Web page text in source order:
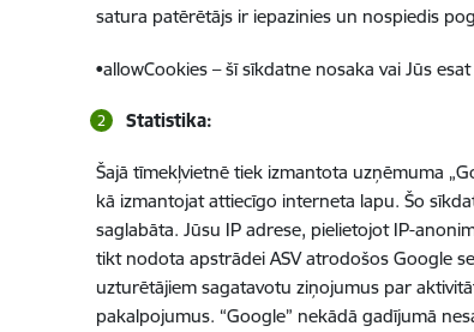
satura patērētājs ir iepazinies un nospiedis
•allowCookies – šī sīkdatne nosaka vai Jūs
Statistika:
Šajā tīmekļvietnē tiek izmantota uzņēmuma
kā izmantojat attiecīgo interneta lapu. Šo
saglabāta. Jūsu IP adrese, pielietojot IP-
tikt nodota apstrādei ASV atrodošos Google
uzturētājiem sagatavotu ziņojumus par
pakalpojumus. “Google” nekādā gadījumā